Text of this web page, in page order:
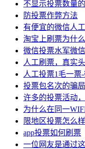
不显示投票数量
​防投票作弊方法
有便宜的微信人工
淘宝上刷票为什
微信投票水军微
人工刷票，真实
人工投票1毛一票
投票包名次的骗局
许多的投票活动
为什么在同一
限地区投票怎么
app投票如何刷票
一位网友是通过